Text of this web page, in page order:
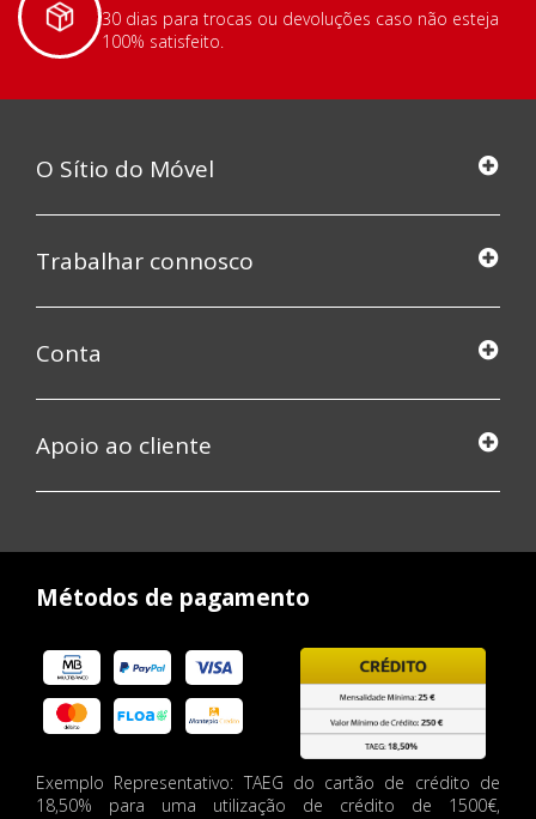
30 dias para trocas ou devoluções caso não esteja
100% satisfeito.
O Sítio do Móvel
Trabalhar connosco
Conta
Apoio ao cliente
Métodos de pagamento
Exemplo Representativo: TAEG do cartão de crédito de
18,50% para uma utilização de crédito de 1500€,